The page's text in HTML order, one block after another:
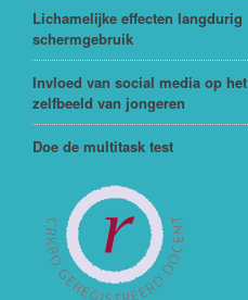
Lichamelijke effecten langdurig
schermgebruik
Invloed van social media op het
zelfbeeld van jongeren
Doe de multitask test